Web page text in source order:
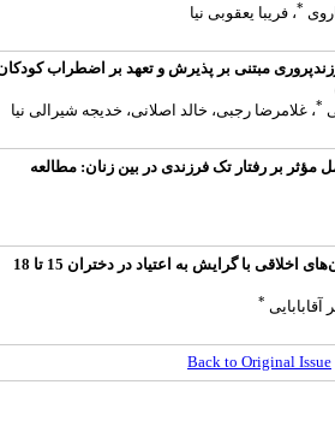
، فریبا یعقوبی نیا
مبتنی بر پذیرش و تعهد بر اضطراب کودکان
، غلامرضا رجبی، خالد اصلانی، خدیجه شیرالی نیا
بر رفتار تک فرزندی در بین زنان: مطالعه
رابطۀ دینداری و بنیان‌های اخلاقی با گرایش به اعتیاد در دختران 15 تا 18
Back to Original